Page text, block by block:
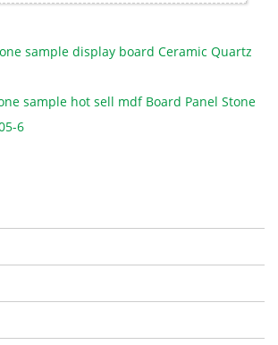
sample display board Ceramic Quartz
sample hot sell mdf Board Panel Stone
6